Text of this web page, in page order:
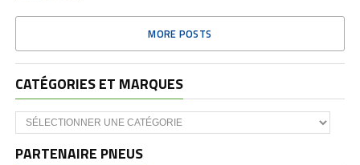
MORE POSTS
CATÉGORIES ET MARQUES
Catégories
et
PARTENAIRE PNEUS